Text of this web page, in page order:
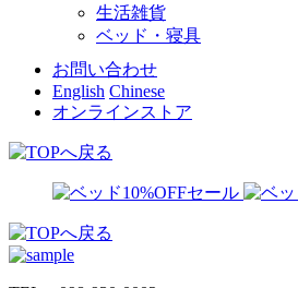
生活雑貨
ベッド・寝具
お問い合わせ
English Chinese
オンラインストア